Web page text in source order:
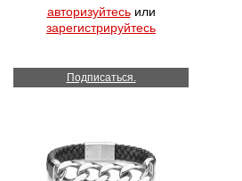
авторизуйтесьили
зарегистрируйтесь
Подписаться.